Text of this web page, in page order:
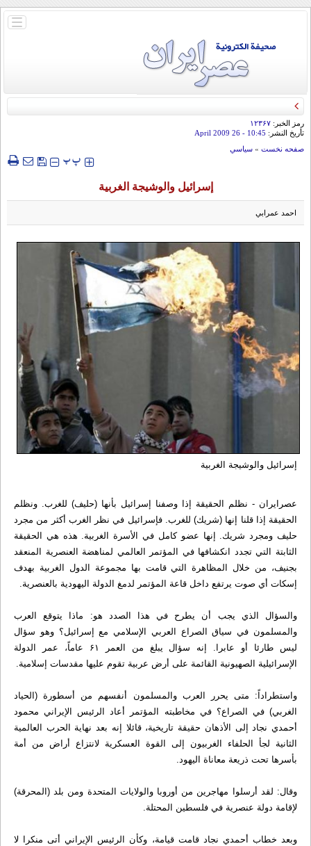
باز
رمز الخبر: ۱۲۳۶۷
تأريخ النشر: 10:45
- 26 April 2009
صفحه نخست » سياسي
‍‍‍ پپ
إسرائيل والوشيجة الغربية
احمد عمرابي
إسرائيل والوشيجة الغربية
عصرایران - نظلم الحقيقة إذا وصفنا إسرائيل بأنها (حليف) للغرب. ونظلم
الحقيقة إذا قلنا إنها (شريك) للغرب. فإسرائيل في نظر الغرب أكثر من مجرد
حليف ومجرد شريك. إنها عضو كامل في الأسرة الغربية. هذه هي الحقيقة
الثابتة التي تجدد انكشافها في المؤتمر العالمي لمناهضة العنصرية المنعقد
بجنيف، من خلال المظاهرة التي قامت بها مجموعة الدول الغربية بهدف
إسكات أي صوت يرتفع داخل قاعة المؤتمر لدمغ الدولة اليهودية بالعنصرية.
والسؤال الذي يجب أن يطرح في هذا الصدد هو: ماذا يتوقع العرب
والمسلمون في سياق الصراع العربي الإسلامي مع إسرائيل؟ وهو سؤال
ليس طارئا أو عابرا. إنه سؤال يبلغ من العمر ۶۱ عاماً، عمر الدولة
الإسرائيلية الصهيونية القائمة على أرض عربية تقوم عليها مقدسات إسلامية.
واستطراداً: متى يحرر العرب والمسلمون أنفسهم من أسطورة (الحياد
الغربي) في الصراع؟ في مخاطبته المؤتمر أعاد الرئيس الإيراني محمود
أحمدي نجاد إلى الأذهان حقيقة تاريخية، قائلا إنه بعد نهاية الحرب العالمية
الثانية لجأ الحلفاء الغربيون إلى القوة العسكرية لانتزاع أراض من أمة
بأسرها تحت ذريعة معاناة اليهود.
وقال: لقد أرسلوا مهاجرين من أوروبا والولايات المتحدة ومن بلد (المحرقة)
لإقامة دولة عنصرية في فلسطين المحتلة.
وبعد خطاب أحمدي نجاد قامت قيامة، وكأن الرئيس الإيراني أتى منكرا لا